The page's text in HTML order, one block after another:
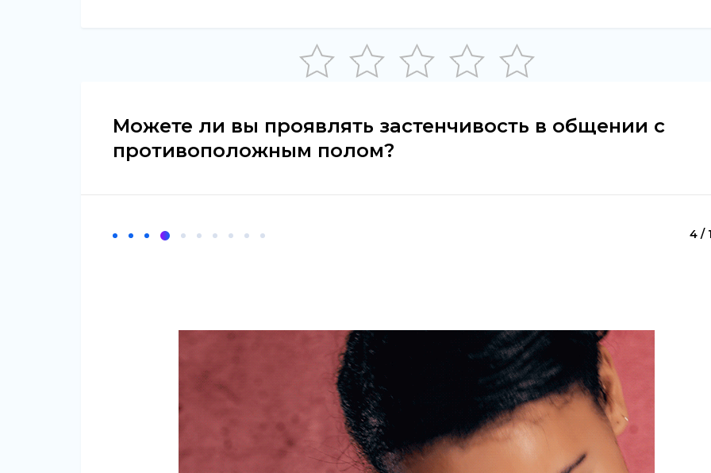
Можете ли вы проявлять застенчивость в общении с
противоположным полом?
4 /